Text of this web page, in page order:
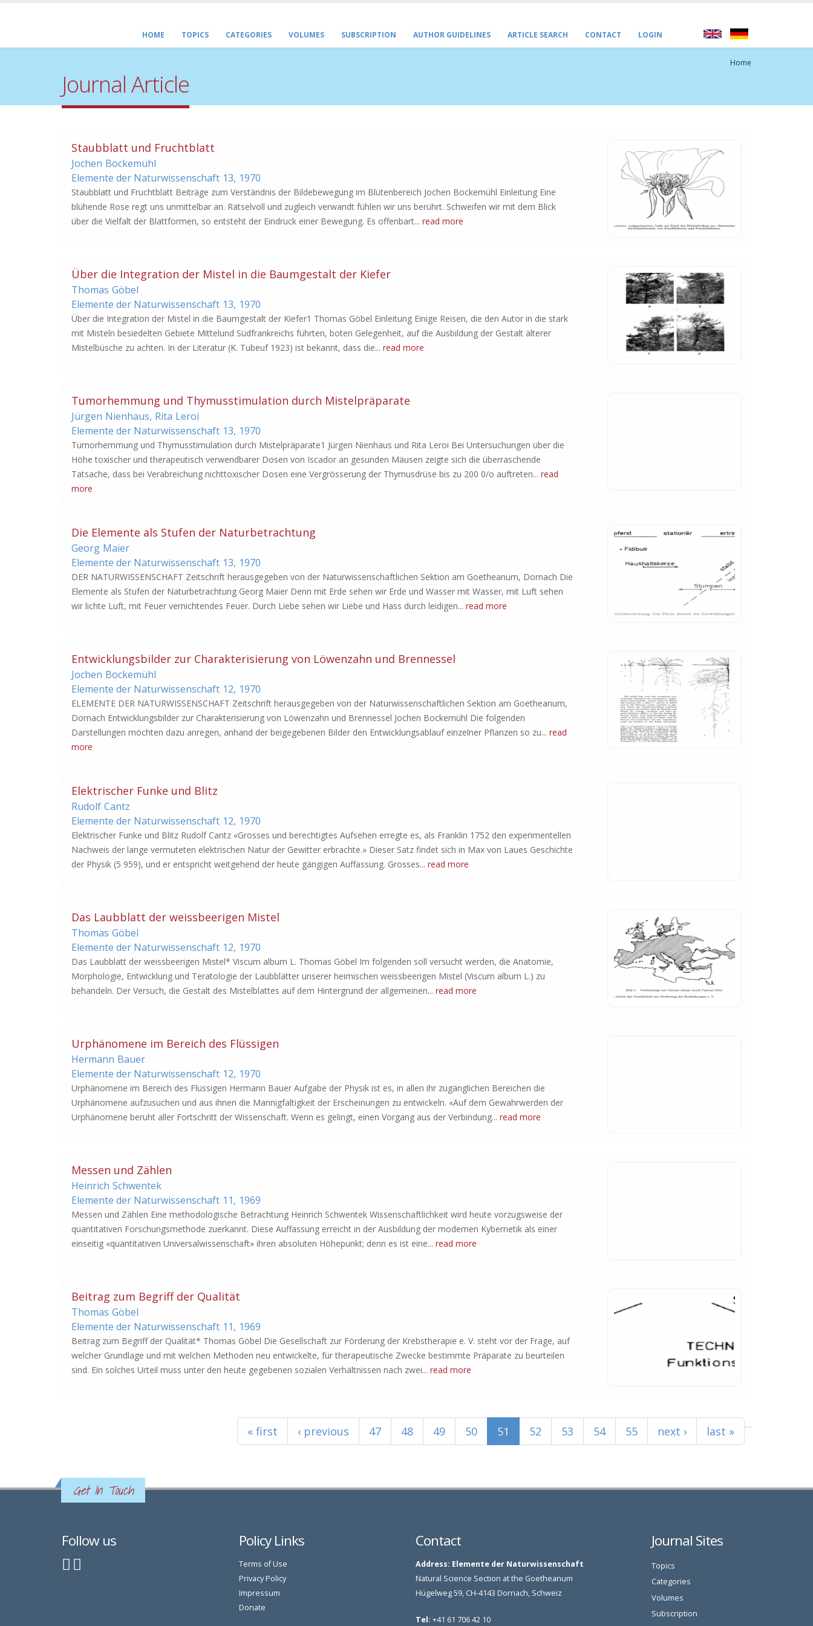
HOME TOPICS CATEGORIES VOLUMES SUBSCRIPTION AUTHOR GUIDELINES ARTICLE SEARCH CONTACT LOGIN
Home
Journal Article
Staubblatt und Fruchtblatt
Jochen Bockemühl
Elemente der Naturwissenschaft 13, 1970
Staubblatt und Fruchtblatt Beiträge zum Verständnis der Bildebewegung im Blütenbereich Jochen Bockemühl Einleitung Eine
blühende Rose regt uns unmittelbar an. Rätselvoll und zugleich verwandt fühlen wir uns berührt. Schweifen wir mit dem Blick
über die Vielfalt der Blattformen, so entsteht der Eindruck einer Bewegung. Es offenbart... read more
Über die Integration der Mistel in die Baumgestalt der Kiefer
Thomas Göbel
Elemente der Naturwissenschaft 13, 1970
Über die Integration der Mistel in die Baumgestalt der Kiefer1 Thomas Göbel Einleitung Einige Reisen, die den Autor in die stark
mit Misteln besiedelten Gebiete Mittelund Südfrankreichs führten, boten Gelegenheit, auf die Ausbildung der Gestalt älterer
Mistelbüsche zu achten. In der Literatur (K. Tubeuf 1923) ist bekannt, dass die... read more
Tumorhemmung und Thymusstimulation durch Mistelpräparate
Jürgen Nienhaus, Rita Leroi
Elemente der Naturwissenschaft 13, 1970
Tumorhemmung und Thymusstimulation durch Mistelpräparate1 Jürgen Nienhaus und Rita Leroi Bei Untersuchungen über die
Höhe toxischer und therapeutisch verwendbarer Dosen von Iscador an gesunden Mäusen zeigte sich die überraschende
Tatsache, dass bei Verabreichung nichttoxischer Dosen eine Vergrösserung der Thymusdrüse bis zu 200 0/o auftreten... read
more
Die Elemente als Stufen der Naturbetrachtung
Georg Maier
Elemente der Naturwissenschaft 13, 1970
DER NATURWISSENSCHAFT Zeitschrift herausgegeben von der Naturwissenschaftlichen Sektion am Goetheanum, Dornach Die
Elemente als Stufen der Naturbetrachtung Georg Maier Denn mit Erde sehen wir Erde und Wasser mit Wasser, mit Luft sehen
wir lichte Luft, mit Feuer vernichtendes Feuer. Durch Liebe sehen wir Liebe und Hass durch leidigen... read more
Entwicklungsbilder zur Charakterisierung von Löwenzahn und Brennessel
Jochen Bockemühl
Elemente der Naturwissenschaft 12, 1970
ELEMENTE DER NATURWISSENSCHAFT Zeitschrift herausgegeben von der Naturwissenschaftlichen Sektion am Goetheanum,
Dornach Entwicklungsbilder zur Charakterisierung von Löwenzahn und Brennessel Jochen Bockemühl Die folgenden
Darstellungen möchten dazu anregen, anhand der beigegebenen Bilder den Entwicklungsablauf einzelner Pflanzen so zu... read
more
Elektrischer Funke und Blitz
Rudolf Cantz
Elemente der Naturwissenschaft 12, 1970
Elektrischer Funke und Blitz Rudolf Cantz «Grosses und berechtigtes Aufsehen erregte es, als Franklin 1752 den experimentellen
Nachweis der lange vermuteten elektrischen Natur der Gewitter erbrachte.» Dieser Satz findet sich in Max von Laues Geschichte
der Physik (5 959), und er entspricht weitgehend der heute gängigen Auffassung. Grosses... read more
Das Laubblatt der weissbeerigen Mistel
Thomas Göbel
Elemente der Naturwissenschaft 12, 1970
Das Laubblatt der weissbeerigen Mistel* Viscum album L. Thomas Göbel Im folgenden soll versucht werden, die Anatomie,
Morphologie, Entwicklung und Teratologie der Laubblätter unserer heimischen weissbeerigen Mistel (Viscum album L.) zu
behandeln. Der Versuch, die Gestalt des Mistelblattes auf dem Hintergrund der allgemeinen... read more
Urphänomene im Bereich des Flüssigen
Hermann Bauer
Elemente der Naturwissenschaft 12, 1970
Urphänomene im Bereich des Flüssigen Hermann Bauer Aufgabe der Physik ist es, in allen ihr zugänglichen Bereichen die
Urphänomene aufzusuchen und aus ihnen die Mannigfaltigkeit der Erscheinungen zu entwickeln. «Auf dem Gewahrwerden der
Urphänomene beruht aller Fortschritt der Wissenschaft. Wenn es gelingt, einen Vorgang aus der Verbindung... read more
Messen und Zählen
Heinrich Schwentek
Elemente der Naturwissenschaft 11, 1969
Messen und Zählen Eine methodologische Betrachtung Heinrich Schwentek Wissenschaftlichkeit wird heute vorzugsweise der
quantitativen Forschungsmethode zuerkannt. Diese Auffassung erreicht in der Ausbildung der modernen Kybernetik als einer
einseitig «quantitativen Universalwissenschaft» ihren absoluten Höhepunkt; denn es ist eine... read more
Beitrag zum Begriff der Qualität
Thomas Göbel
Elemente der Naturwissenschaft 11, 1969
Beitrag zum Begriff der Qualität* Thomas Göbel Die Gesellschaft zur Förderung der Krebstherapie e. V. steht vor der Frage, auf
welcher Grundlage und mit welchen Methoden neu entwickelte, für therapeutische Zwecke bestimmte Präparate zu beurteilen
sind. Ein solches Urteil muss unter den heute gegebenen sozialen Verhältnissen nach zwei... read more
« first ‹ previous …
47 48 49 50 51 52 53 54 55 next › last »
Get In Touch
Follow us Policy Links
Terms of Use
Privacy Policy
Impressum
Donate
Contact
Address: Elemente der Naturwissenschaft
Natural Science Section at the Goetheanum
Hügelweg 59, CH-4143 Dornach, Schweiz
Tel: +41 61 706 42 10
Journal Sites
Topics
Categories
Volumes
Subscription